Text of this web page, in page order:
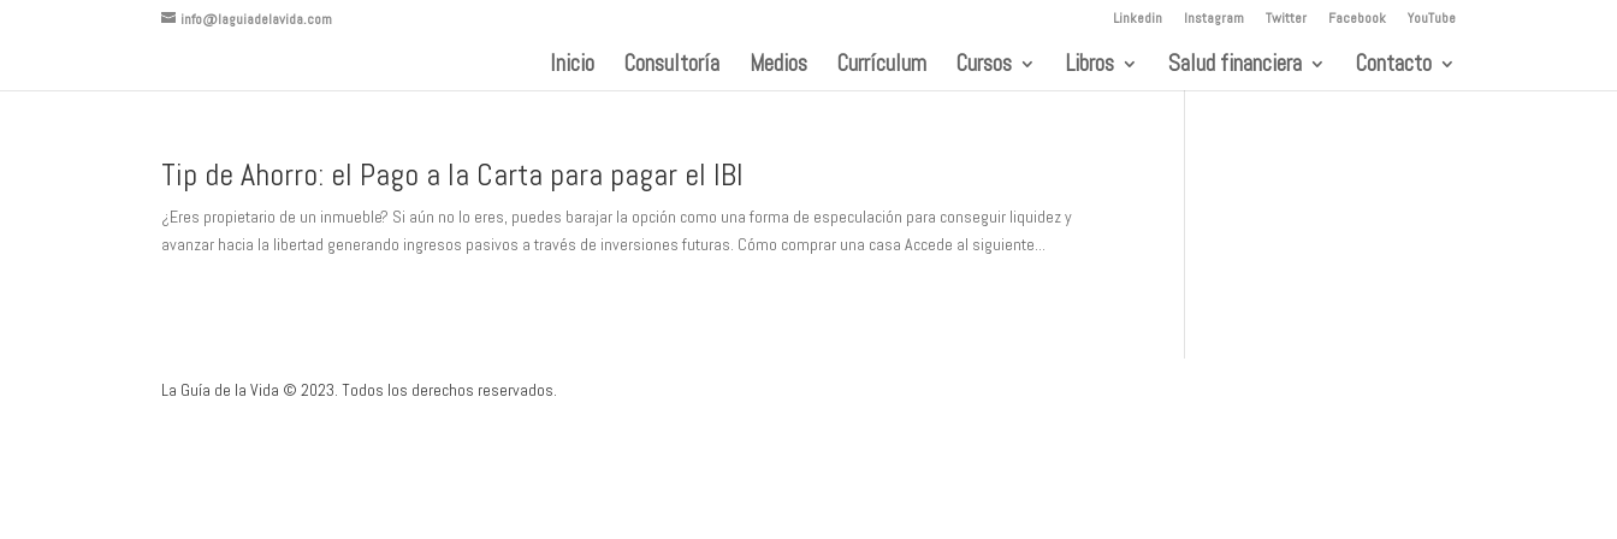
info@laguiadelavida.com Linkedin Instagram Twitter Facebook YouTube
Inicio Consultoría Medios Currículum Cursos Libros Salud financiera Contacto
Tip de Ahorro: el Pago a la Carta para pagar el IBI
¿Eres propietario de un inmueble? Si aún no lo eres, puedes barajar la opción como una forma de especulación para conseguir liquidez y
avanzar hacia la libertad generando ingresos pasivos a través de inversiones futuras. Cómo comprar una casa Accede al siguiente...
La Guía de la Vida © 2023. Todos los derechos reservados.